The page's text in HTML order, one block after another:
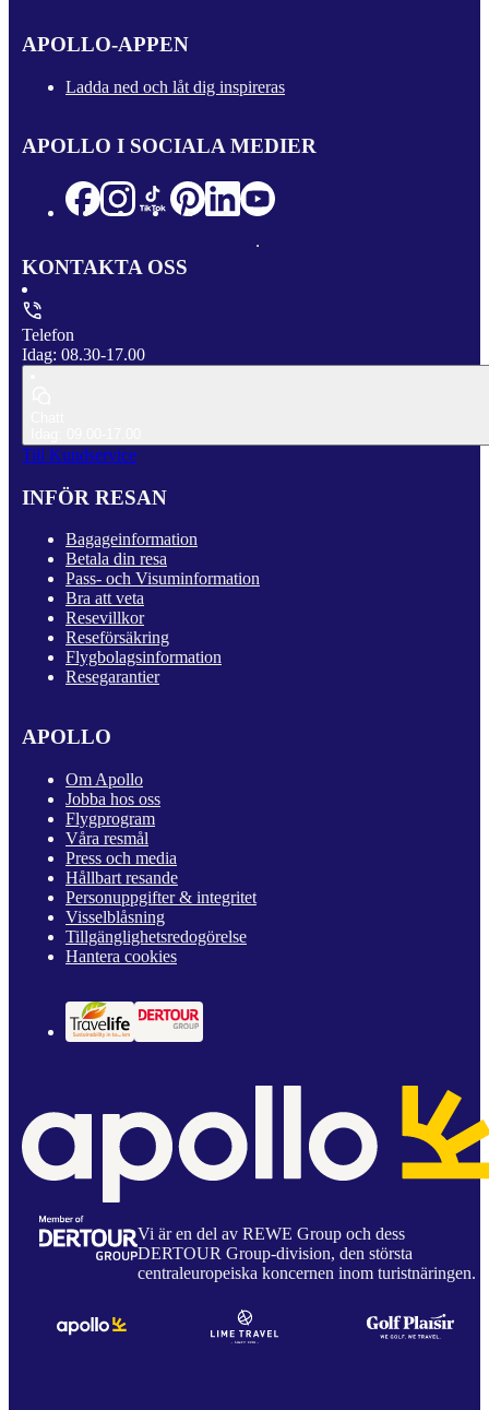
APOLLO-APPEN
Ladda ned och låt dig inspireras
APOLLO I SOCIALA MEDIER
KONTAKTA OSS
Telefon
Idag: 08.30-17.00
Till Kundservice
INFÖR RESAN
Bagageinformation
Betala din resa
Pass- och Visuminformation
Bra att veta
Resevillkor
Reseförsäkring
Flygbolagsinformation
Resegarantier
APOLLO
Om Apollo
Jobba hos oss
Flygprogram
Våra resmål
Press och media
Hållbart resande
Personuppgifter & integritet
Visselblåsning
Tillgänglighetsredogörelse
Hantera cookies
Vi är en del av REWE Group och dess
DERTOUR Group-division, den största
centraleuropeiska koncernen inom turistnäringen.